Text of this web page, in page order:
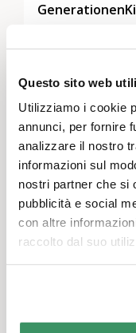
Questo sito web
Utilizziamo i cookie
annunci, per fornire
analizzare il nostro
informazioni sul
nostri partner che si
pubblicità e social
con altre
raccolto dal suo
nonni e ai loro
nella natura